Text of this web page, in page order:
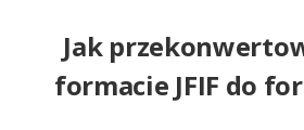
Jak
formacie JFIF do